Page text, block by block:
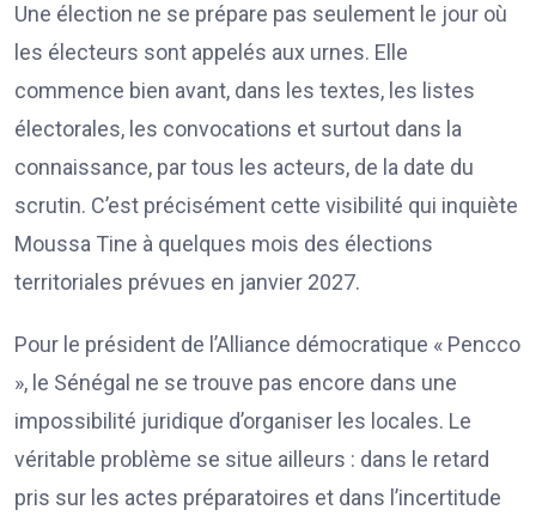
Une élection ne se prépare pas seulement le jour où
les électeurs sont appelés aux urnes. Elle
commence bien avant, dans les textes, les listes
électorales, les convocations et surtout dans la
connaissance, par tous les acteurs, de la date du
scrutin. C’est précisément cette visibilité qui inquiète
Moussa Tine à quelques mois des élections
territoriales prévues en janvier 2027.
Pour le président de l’Alliance démocratique « Pencco
», le Sénégal ne se trouve pas encore dans une
impossibilité juridique d’organiser les locales. Le
véritable problème se situe ailleurs : dans le retard
pris sur les actes préparatoires et dans l’incertitude